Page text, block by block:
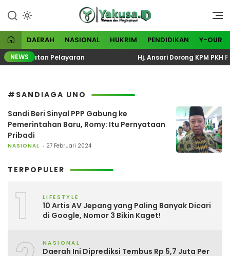
konten
Yakusa
Visioner dan Menginspirasi
DAERAH NASIONAL HUKRIM PENDIDIKAN Y-OUR
NEWS Pelayaran Hj. Ansari Dorong KPM PKH
#SANDIAGA UNO
Sandi Beri Sinyal PPP Gabung ke
Pemerintahan Baru, Romy: Itu Pernyataan
Pribadi
NASIONAL 27 Februari 2024
TERPOPULER
1 LIFESTYLE
10 Artis AV Jepang yang Paling Banyak Dicari
di Google, Nomor 3 Bikin Kaget!
NASIONAL
Daerah Ini Diprediksi Tembus Rp 5,7 Juta Per